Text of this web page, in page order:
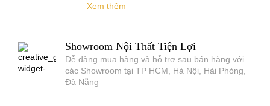
Xem thêm
Showroom Nội Thất Tiện Lợi
Dễ dàng mua hàng và hỗ trợ sau bán hàng với
các Showroom tại TP HCM, Hà Nội, Hải Phòng,
Đà Nẵng